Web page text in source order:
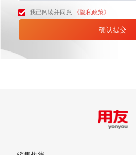
我已阅读并同意 《隐私政策》
确认提交